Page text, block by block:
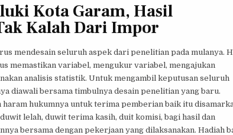
Kota Garam, Hasil
Kalah Dari Impor
mendesain seluruh aspek dari penelitian pada mulanya.
memastikan variabel, mengukur variabel, mengajukan
analisis statistik. Untuk mengambil keputusan seluruh
diawali bersama timbulnya desain penelitian yang baru.
hukumnya untuk terima pemberian baik itu
lelah, duwit terima kasih, duit komisi, bagi hasil dan
bersama dengan pekerjaan yang dilaksanakan. Hadiah